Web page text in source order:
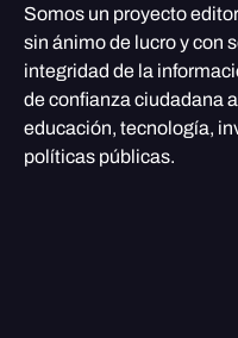
Somos un proyecto
sin ánimo de lucro y con
integridad de la
de confianza ciudadana
educación, tecnología,
políticas públicas.